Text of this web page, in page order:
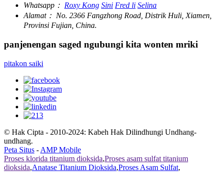
Whatsapp： Roxy Kong Sini Fred li Selina
Alamat： No. 2366 Fangzhong Road, Distrik Huli, Xiamen,
Provinsi Fujian, China.
panjenengan saged ngubungi kita wonten mriki
pitakon saiki
© Hak Cipta - 2010-2024: Kabeh Hak Dilindhungi Undhang-
undhang.
Peta Situs - AMP Mobile
Proses klorida titanium dioksida,Proses asam sulfat titanium
dioksida,Anatase Titanium Dioksida,Proses Asam Sulfat,